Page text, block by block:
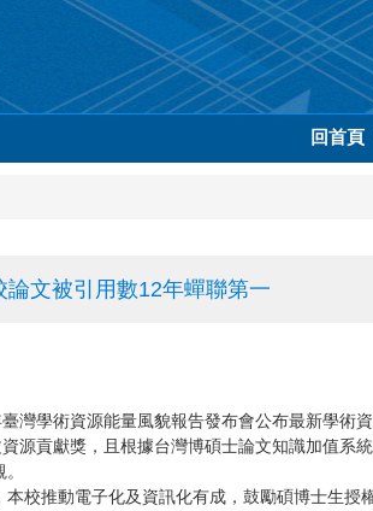
回首頁
文被引用數12年蟬聯第一
灣學術資源能量風貌報告發布會公布最新學術
源貢獻獎，且根據台灣博碩士論文知識加值系
校推動電子化及資訊化有成，鼓勵碩博士生